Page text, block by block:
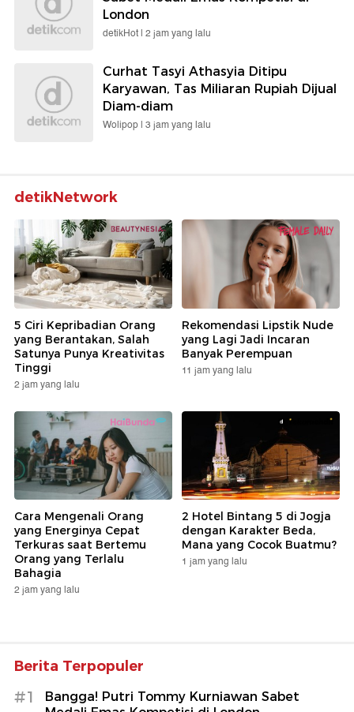
London
detikHot | 2 jam yang lalu
Curhat Tasyi Athasyia Ditipu
Karyawan, Tas Miliaran Rupiah Dijual
Diam-diam
Wolipop | 3 jam yang lalu
detikNetwork
5 Ciri Kepribadian Orang
yang Berantakan, Salah
Satunya Punya Kreativitas
Tinggi
2 jam yang lalu
Rekomendasi Lipstik Nude
yang Lagi Jadi Incaran
Banyak Perempuan
11 jam yang lalu
Cara Mengenali Orang
yang Energinya Cepat
Terkuras saat Bertemu
Orang yang Terlalu
Bahagia
2 jam yang lalu
2 Hotel Bintang 5 di Jogja
dengan Karakter Beda,
Mana yang Cocok Buatmu?
1 jam yang lalu
Berita Terpopuler
#1
Bangga! Putri Tommy Kurniawan Sabet